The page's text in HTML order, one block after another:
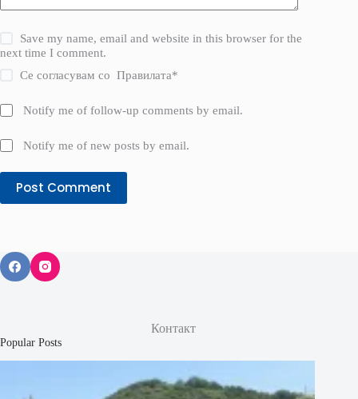
Save my name, email and website in this browser for the
next time I comment.
Се согласувам соПравилата*
Notify me of follow-up comments by email.
Notify me of new posts by email.
Post Comment
Контакт
Popular Posts